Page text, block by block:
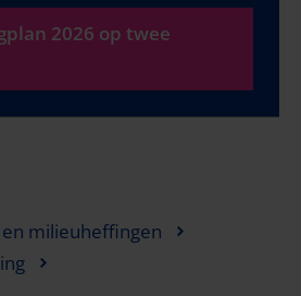
2026 op twee
milieuheffingen